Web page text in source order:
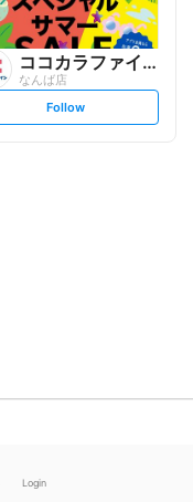
ココカラファイン
なんば店
s
Follow
Login